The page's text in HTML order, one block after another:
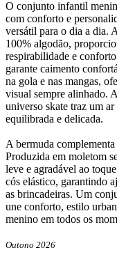
O conjunto infantil
com conforto e
versátil para o dia a dia.
100% algodão,
respirabilidade e
garante caimento
na gola e nas mangas,
visual sempre alinhado.
universo skate traz um
equilibrada e delicada.
A bermuda
Produzida em moletom
leve e agradável ao
cós elástico, garantindo
as brincadeiras. Um
une conforto, estilo
menino em todos os
Outono 2026